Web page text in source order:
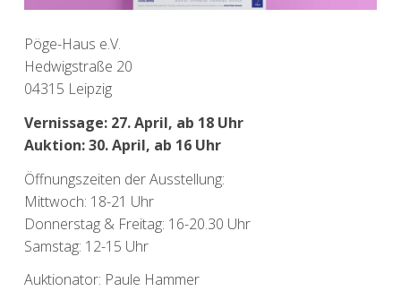
Pöge-Haus e.V.
Hedwigstraße 20
04315 Leipzig
Vernissage: 27. April, ab 18 Uhr
Auktion: 30. April, ab 16 Uhr
Öffnungszeiten der Ausstellung:
Mittwoch: 18-21 Uhr
Donnerstag & Freitag: 16-20.30 Uhr
Samstag: 12-15 Uhr
Auktionator: Paule Hammer